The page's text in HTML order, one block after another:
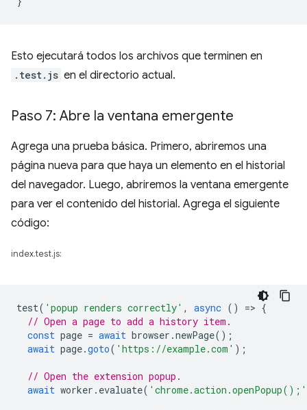
Esto ejecutará todos los archivos que terminen en
.test.js en el directorio actual.
Paso 7: Abre la ventana emergente
Agrega una prueba básica. Primero, abriremos una
página nueva para que haya un elemento en el historial
del navegador. Luego, abriremos la ventana emergente
para ver el contenido del historial. Agrega el siguiente
código:
index.test.js:
test( 'popup renders correctly' , async () => {
// Open a page to add a history item.
const page = await browser .newPage();
await page.goto( 'https://example.com' );
// Open the extension popup.
await worker . evaluate( 'chrome.action.openPopup();'